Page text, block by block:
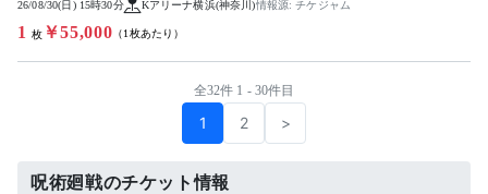
26/08/30(日) 15時30分 Kアリーナ横浜(神奈川)情報源: チケジャム
1 枚￥55,000 （1枚あたり）
全32件 1 - 30件目
1 2 >
呪術廻戦のチケット情報